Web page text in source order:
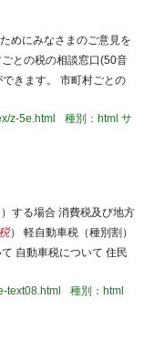
めにみなさまのご意見を
との税の相談窓口(50音
きます。 市町村ごとの
z-5e.html
種別：html サ
する場合 消費税及び地方
） 軽自動車税（種別割）
自動車税について 住民
text08.html
種別：html